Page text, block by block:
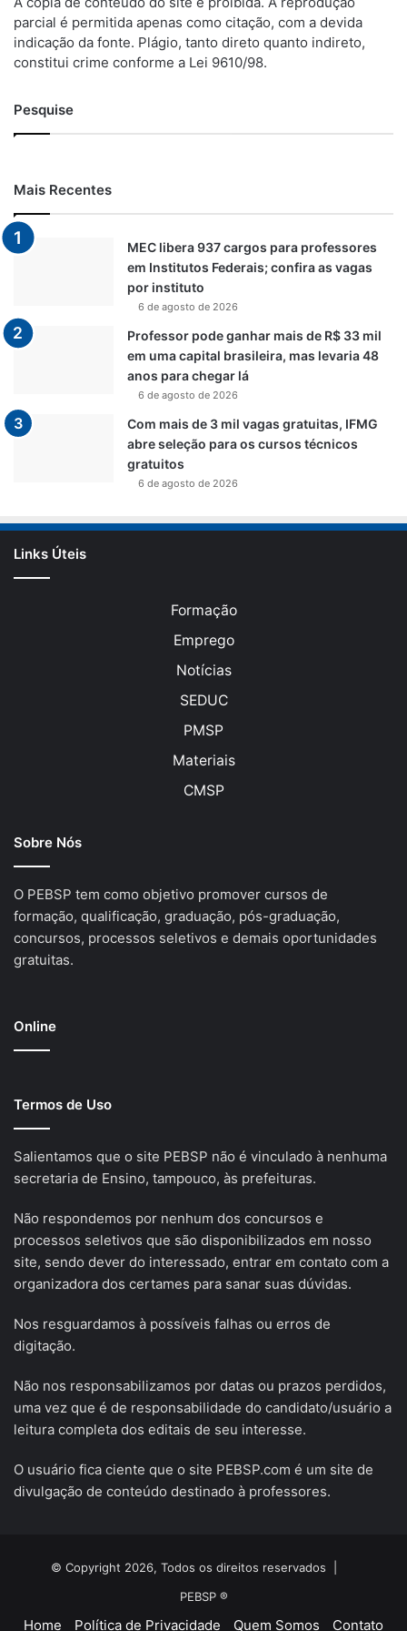
parcial é permitida apenas como citação, com a devida
indicação da fonte. Plágio, tanto direto quanto indireto,
constitui crime conforme a Lei 9610/98.
Pesquise
Mais Recentes
MEC libera 937 cargos para professores
em Institutos Federais; confira as vagas
por instituto
6 de agosto de 2026
Professor pode ganhar mais de R$ 33 mil
em uma capital brasileira, mas levaria 48
anos para chegar lá
6 de agosto de 2026
Com mais de 3 mil vagas gratuitas, IFMG
abre seleção para os cursos técnicos
gratuitos
6 de agosto de 2026
Links Úteis
Formação
Emprego
Notícias
SEDUC
PMSP
Materiais
CMSP
Sobre Nós
O PEBSP tem como objetivo promover cursos de
formação, qualificação, graduação, pós-graduação,
concursos, processos seletivos e demais oportunidades
gratuitas.
Online
Termos de Uso
Salientamos que o site PEBSP não é vinculado à nenhuma
secretaria de Ensino, tampouco, às prefeituras.
Não respondemos por nenhum dos concursos e
processos seletivos que são disponibilizados em nosso
site, sendo dever do interessado, entrar em contato com a
organizadora dos certames para sanar suas dúvidas.
Nos resguardamos à possíveis falhas ou erros de
digitação.
Não nos responsabilizamos por datas ou prazos perdidos,
uma vez que é de responsabilidade do candidato/usuário a
leitura completa dos editais de seu interesse.
O usuário fica ciente que o site PEBSP.com é um site de
divulgação de conteúdo destinado à professores.
© Copyright 2026, Todos os direitos reservados |
PEBSP ®
Home Política de Privacidade Quem Somos Contato